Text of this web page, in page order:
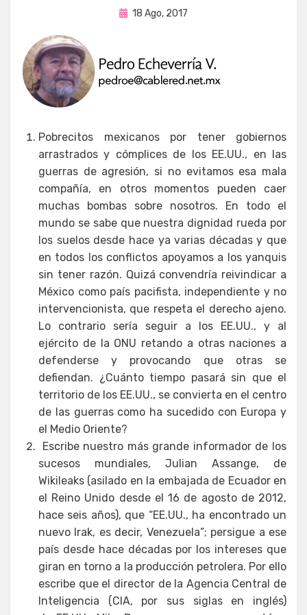
porEnrique
Publicada
18 Ago, 2017
Pobrecitos mexicanos por tener gobiernos
arrastrados y cómplices de los EE.UU., en las
guerras de agresión, si no evitamos esa mala
compañía, en otros momentos pueden caer
muchas bombas sobre nosotros. En todo el
mundo se sabe que nuestra dignidad rueda por
los suelos desde hace ya varias décadas y que
en todos los conflictos apoyamos a los yanquis
sin tener razón. Quizá convendría reivindicar a
México como país pacifista, independiente y no
intervencionista, que respeta el derecho ajeno.
Lo contrario sería seguir a los EE.UU., y al
ejército de la ONU retando a otras naciones a
defenderse y provocando que otras se
defiendan. ¿Cuánto tiempo pasará sin que el
territorio de los EE.UU., se convierta en el centro
de las guerras como ha sucedido con Europa y
el Medio Oriente?
Escribe nuestro más grande informador de los
sucesos mundiales, Julian Assange, de
Wikileaks (asilado en la embajada de Ecuador en
el Reino Unido desde el 16 de agosto de 2012,
hace seis años), que “EE.UU., ha encontrado un
nuevo Irak, es decir, Venezuela”; persigue a ese
país desde hace décadas por los intereses que
giran en torno a la producción petrolera. Por ello
escribe que el director de la Agencia Central de
Inteligencia (CIA, por sus siglas en inglés)